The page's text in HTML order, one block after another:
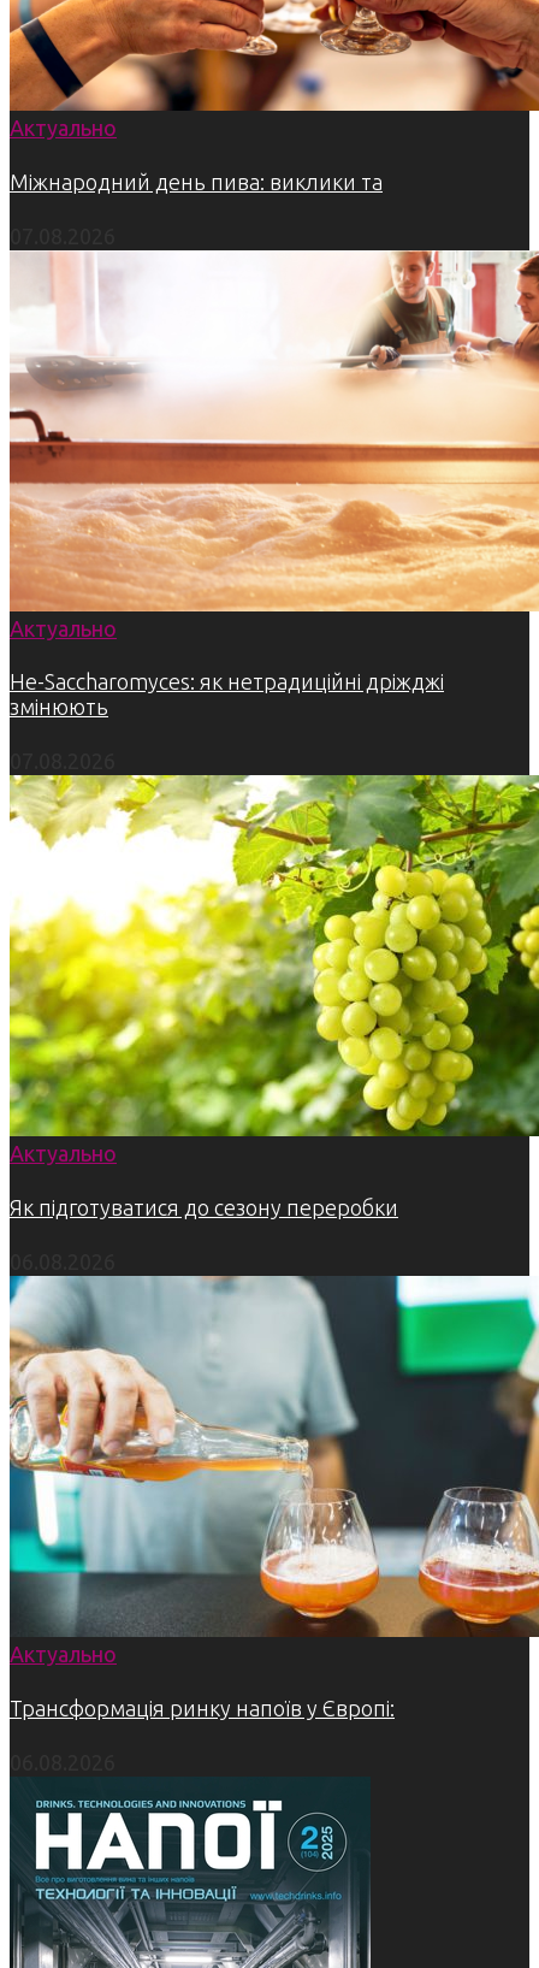
Актуально
Міжнародний день пива: виклики та
Актуально
Не-Saccharomyces: як нетрадиційні дріжджі
змінюють
Актуально
Як підготуватися до сезону переробки
Актуально
Трансформація ринку напоїв у Європі: